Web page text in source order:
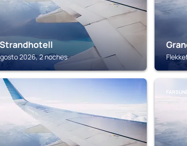
2026, 2 noches